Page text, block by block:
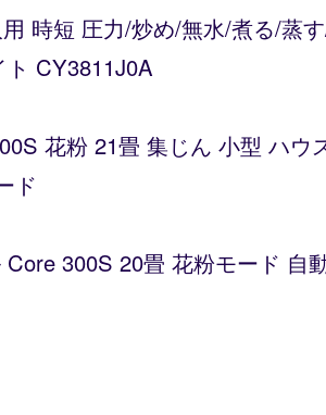
時短 圧力/炒め/無水/煮る/蒸
CY3811J0A
花粉 21畳 集じん 小型 ハ
ド
300S 20畳 花粉モード 自